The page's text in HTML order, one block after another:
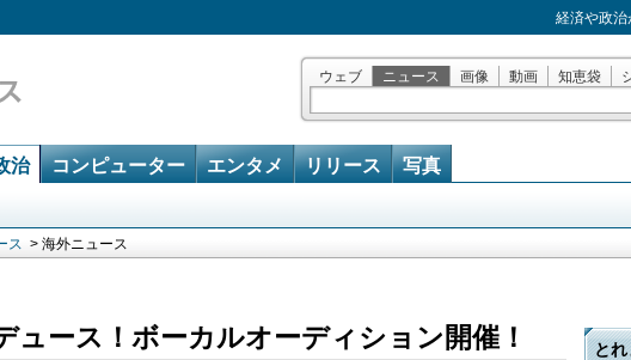
経済や政
ウェブ ニュース 画像 動画 知恵袋
治 コンピューター エンタメ リリース 写真
ス > 海外ニュース
ュース！ボーカルオーディション開催！ とれ